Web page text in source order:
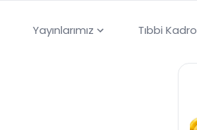
Yayınlarımız Tıbbi Kadro